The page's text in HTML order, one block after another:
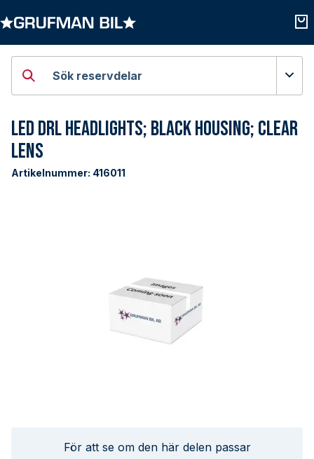
Sök reservdelar
LED DRL Headlights; Black Housing; Clear
Lens
Artikelnummer: 416011
För att se om den här delen passar